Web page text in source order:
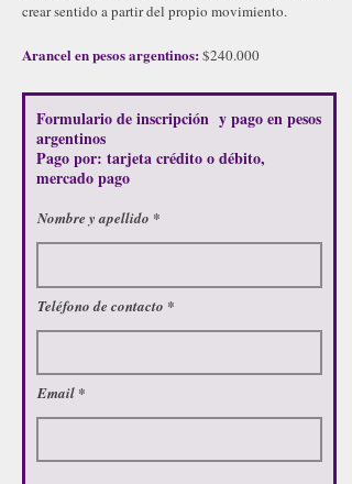
crear sentido a partir del propio movimiento.
Arancel en pesos argentinos: $240.000
Formulario de inscripción y pago en pesos
argentinos
Pago por: tarjeta crédito o débito,
mercado pago
Nombre y apellido
Teléfono de contacto
Email